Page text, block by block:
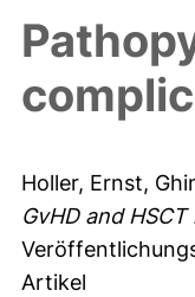
Holler, Ernst,
GvHD and
Artikel